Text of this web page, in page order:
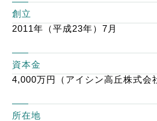
創立
2011年（平成23年）7月
資本金
4,000万円（アイシン高丘株式会
所在地